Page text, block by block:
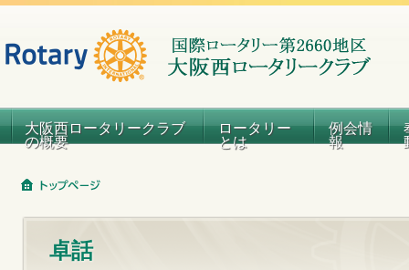
大阪西ロータリークラブ
の概要
ロータリー
とは
例会情
報
卓話